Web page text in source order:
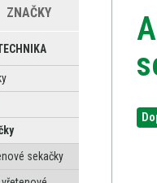
ZNAČKY
sekačky